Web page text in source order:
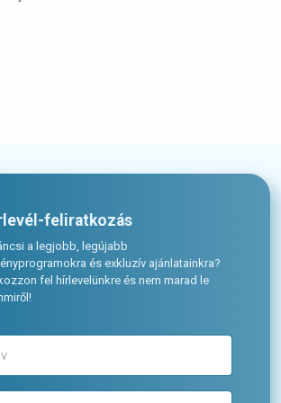
feliratkozás
a legjobb, legújabb
és exkluzív ajánlatainkra?
fel hírlevelünkre és nem marad le